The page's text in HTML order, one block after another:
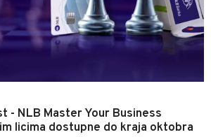
- NLB Master Your Business
licima dostupne do kraja oktobra